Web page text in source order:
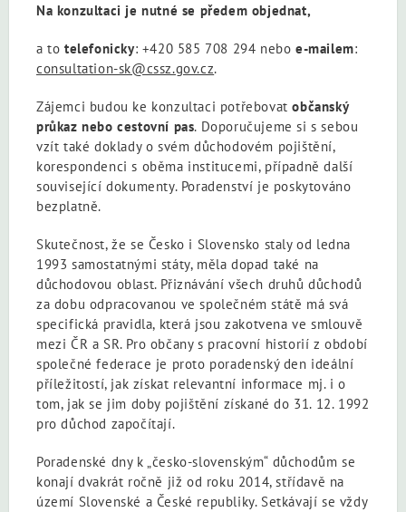
Na konzultaci je nutné se předem objednat,
a to telefonicky: +420 585 708 294 neboe-mailem:
consultation-sk@cssz.gov.cz.
Zájemci budou ke konzultaci potřebovat občanský
průkaz nebo cestovní pas. Doporučujeme si s sebou
vzít také doklady o svém důchodovém pojištění,
korespondenci s oběma institucemi, případně další
související dokumenty. Poradenství je poskytováno
bezplatně.
Skutečnost, že se Česko i Slovensko staly od ledna
1993 samostatnými státy, měla dopad také na
důchodovou oblast. Přiznávání všech druhů důchodů
za dobu odpracovanou ve společném státě má svá
specifická pravidla, která jsou zakotvena ve smlouvě
mezi ČR a SR. Pro občany s pracovní historií z období
společné federace je proto poradenský den ideální
příležitostí, jak získat relevantní informace mj. i o
tom, jak se jim doby pojištění získané do 31. 12. 1992
pro důchod započítají.
Poradenské dny k „česko-slovenským“ důchodům se
konají dvakrát ročně již od roku 2014, střídavě na
území Slovenské a České republiky. Setkávají se vždy